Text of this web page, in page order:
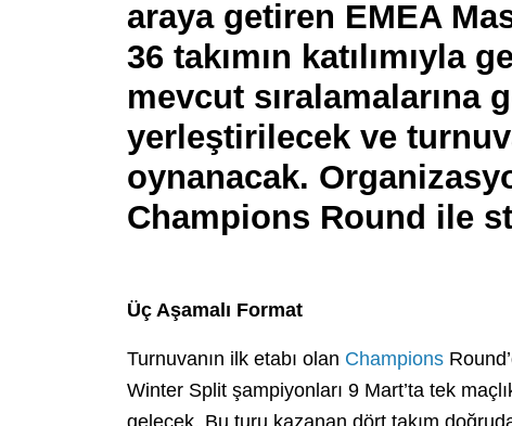
araya getiren EMEA
36 takımın katılımıyla
mevcut sıralamalarına
yerleştirilecek ve
oynanacak.
Champions Round ile
Üç Aşamalı Format
Turnuvanın ilk etabı olan Champions
Winter Split şampiyonları 9 Mart’ta tek